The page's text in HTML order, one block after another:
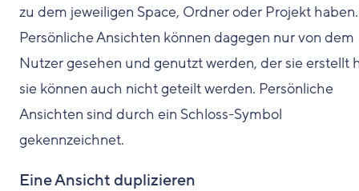
zu dem jeweiligen Space, Ordner oder Projekt haben.
Persönliche Ansichten können dagegen nur von dem
Nutzer gesehen und genutzt werden, der sie erstellt
sie können auch nicht geteilt werden. Persönliche
Ansichten sind durch ein Schloss-Symbol
gekennzeichnet.
Eine Ansicht duplizieren